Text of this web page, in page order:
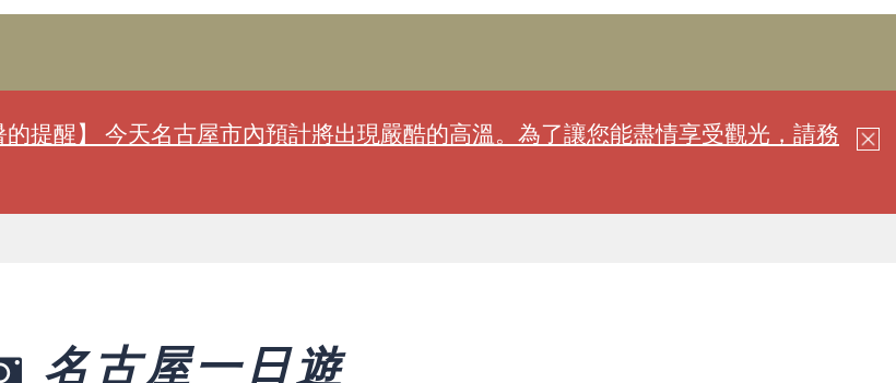
的提醒】 今天名古屋市內預計將出現嚴酷的高溫。為了讓您能盡情享受觀光，請務
名古屋一日遊